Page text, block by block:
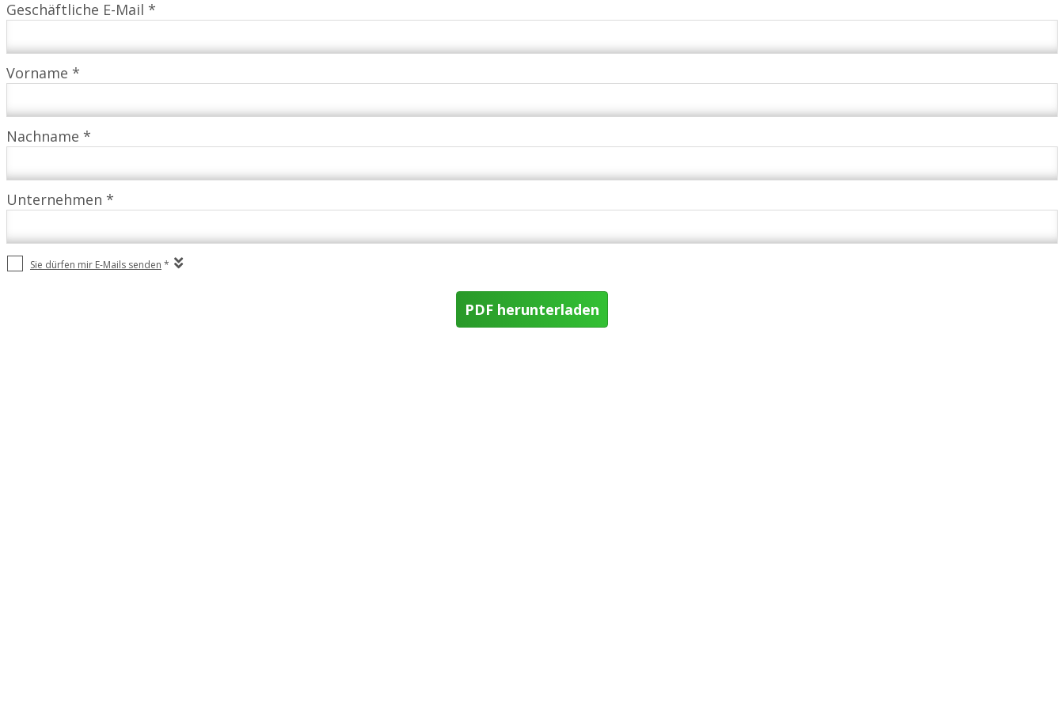
Geschäftliche E-Mail *
Vorname *
Nachname *
Unternehmen *
Sie dürfen mir E-Mails senden *
PDF herunterladen